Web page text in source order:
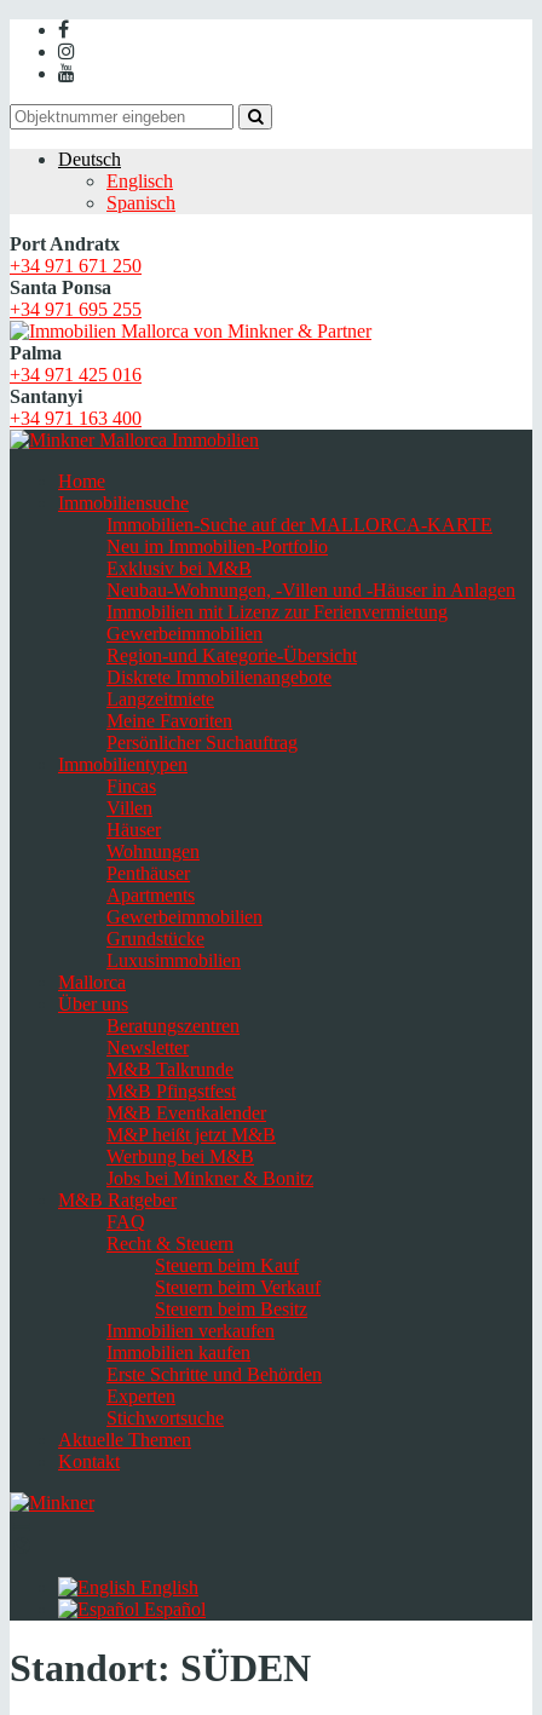
Deutsch
Englisch
Spanisch
Port Andratx
+34 971 671 250
Santa Ponsa
+34 971 695 255
Palma
+34 971 425 016
Santanyi
+34 971 163 400
Home
Immobiliensuche
Immobilien-Suche auf der MALLORCA-KARTE
Neu im Immobilien-Portfolio
Exklusiv bei M&B
Neubau-Wohnungen, -Villen und -Häuser in Anlagen
Immobilien mit Lizenz zur Ferienvermietung
Gewerbeimmobilien
Region-und Kategorie-Übersicht
Diskrete Immobilienangebote
Langzeitmiete
Meine Favoriten
Persönlicher Suchauftrag
Immobilientypen
Fincas
Villen
Häuser
Wohnungen
Penthäuser
Apartments
Gewerbeimmobilien
Grundstücke
Luxusimmobilien
Mallorca
Über uns
Beratungszentren
Newsletter
M&B Talkrunde
M&B Pfingstfest
M&B Eventkalender
M&P heißt jetzt M&B
Werbung bei M&B
Jobs bei Minkner & Bonitz
M&B Ratgeber
FAQ
Recht & Steuern
Steuern beim Kauf
Steuern beim Verkauf
Steuern beim Besitz
Immobilien verkaufen
Immobilien kaufen
Erste Schritte und Behörden
Experten
Stichwortsuche
Aktuelle Themen
Kontakt
English
Español
Standort: SÜDEN